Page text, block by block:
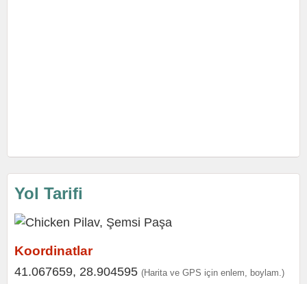
Yol Tarifi
Koordinatlar
41.067659, 28.904595 (Harita ve GPS için enlem, boylam.)